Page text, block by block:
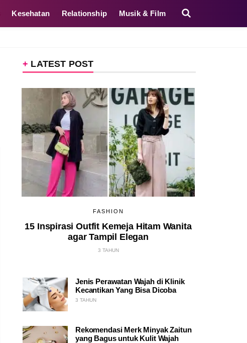
Kesehatan Relationship Musik & Film
LATEST POST
FASHION
15 Inspirasi Outfit Kemeja Hitam Wanita
agar Tampil Elegan
3 TAHUN
Jenis Perawatan Wajah di Klinik
Kecantikan Yang Bisa Dicoba
3 TAHUN
Rekomendasi Merk Minyak Zaitun
yang Bagus untuk Kulit Wajah